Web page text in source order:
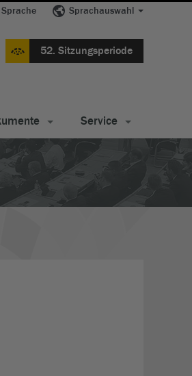
Sprachauswahl
52. Sitzungsperiode
Service